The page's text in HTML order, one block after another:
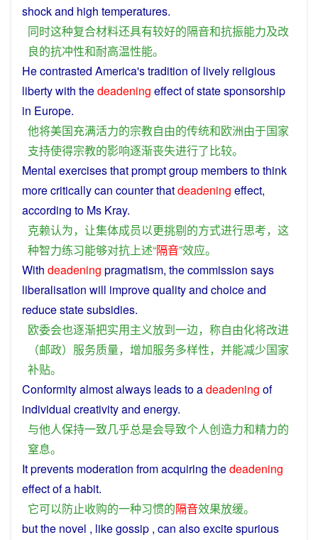
shockand high temperatures.
同时这种复合材料还具有较好的隔音和抗振能力及改
良的抗冲性和耐高温性能。
Hecontrasted America'stradition oflively religious
libertywith thedeadening effectofstatesponsorship
in Europe.
他将美国充满活力的宗教自由的传统和欧洲由于国家
支持使得宗教的影响逐渐丧失进行了比较。
Mental exercisesthat promptgroup memberstothink
morecriticallycan counterthatdeadening effect,
according to Ms Kray.
克赖认为， 让集体成员以更挑剔的方式进行思考， 这
种智力练习能够对抗上述“隔音”效应。
With deadening pragmatism, thecommission says
liberalisation will improvequalityand choiceand
reducestatesubsidies.
欧委会也逐渐把实用主义放到一边， 称自由化将改进
（邮政） 服务质量， 增加服务多样性， 并能减少国家
补贴。
Conformityalmostalways leadsto adeadening of
individual creativityand energy.
与他人保持一致几乎总是会导致个人创造力和精力的
窒息。
Itprevents moderation fromacquiring thedeadening
effectofa habit.
它可以防止收购的一种习惯的隔音效果放缓。
butthe novel , likegossip , can alsoexcitespurious